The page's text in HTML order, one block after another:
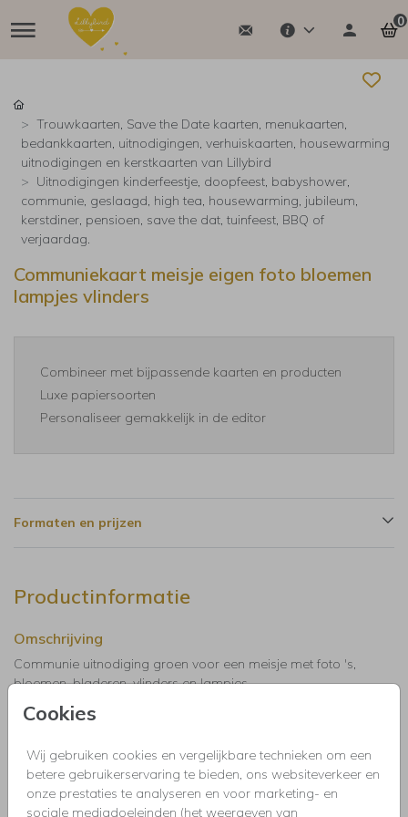
0
Cookies
Wij gebruiken cookies en vergelijkbare technieken om een
betere gebruikerservaring te bieden, ons websiteverkeer en
onze prestaties te analyseren en voor marketing- en
sociale mediadoeleinden (het weergeven van
Trouwkaarten, Save the Date kaarten, menukaarten,
bedankkaarten, uitnodigingen, verhuiskaarten, housewarming
uitnodigingen en kerstkaarten van Lillybird
Uitnodigingen kinderfeestje, doopfeest, babyshower,
communie, geslaagd, high tea, housewarming, jubileum,
kerstdiner, pensioen, save the dat, tuinfeest, BBQ of
verjaardag.
Communiekaart meisje eigen foto bloemen
lampjes vlinders
Combineer met bijpassende kaarten en producten
Luxe papiersoorten
Personaliseer gemakkelijk in de editor
Formaten en prijzen
Productinformatie
Omschrijving
Communie uitnodiging groen voor een meisje met foto 's,
bloemen, bladeren, vlinders en lampjes.
Uitnodigingen kinderfeestje, doopfeest, babyshower,
communie, geslaagd, high tea, housewarming, jubileum,
kerstdiner, pensioen, save the dat, tuinfeest, BBQ of verjaardag.